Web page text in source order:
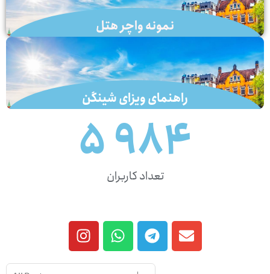
نمونه واچر هتل
راهنمای ویزای شینگن
تعداد کاربران
5 986